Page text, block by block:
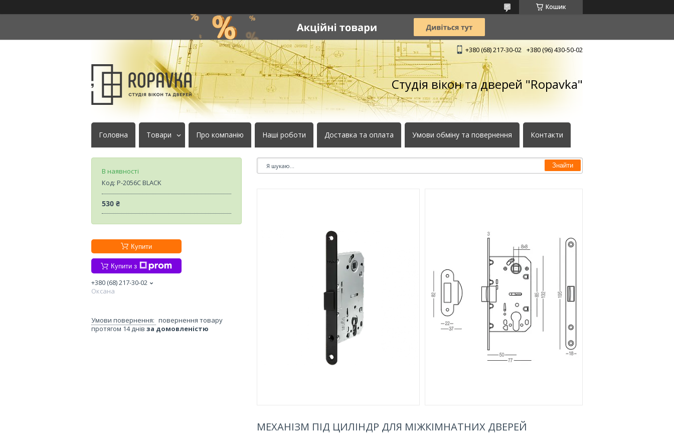
Кошик
+380 (68) 217-30-02 +380 (96) 430-50-02
Студія вікон та дверей "Ropavka"
Головна Товари Про компанію Наші роботи Доставка та оплата Умови обміну та повернення Контакти
Знайти
МЕХАНІЗМ ПІД ЦИЛІНДР ДЛЯ МІЖКІМНАТНИХ ДВЕРЕЙ
В наявності
Код: P-2056C BLACK
530 ₴
Купити
Купити з
+380 (68) 217-30-02
Оксана
повернення товару
протягом 14 днів за домовленістю